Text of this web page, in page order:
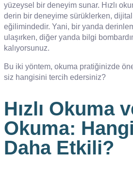
yüzeysel bir deneyim sunar. Hızlı
derin bir deneyime sürüklerken,
eğilimindedir. Yani, bir yanda
ulaşırken, diğer yanda bilgi
kalıyorsunuz.
Bu iki yöntem, okuma pratiğinizde
siz hangisini tercih edersiniz?
Hızlı Okuma
Okuma:
Daha Etkili?